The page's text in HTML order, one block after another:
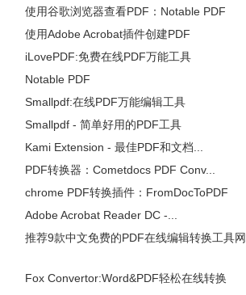
使用谷歌浏览器查看PDF：Notable PDF
使用Adobe Acrobat插件创建PDF
iLovePDF:免费在线PDF万能工具
Notable PDF
Smallpdf:在线PDF万能编辑工具
Smallpdf - 简单好用的PDF工具
Kami Extension - 最佳PDF和文档...
PDF转换器：Cometdocs PDF Conv...
chrome PDF转换插件：FromDocToPDF
Adobe Acrobat Reader DC -...
推荐9款中文免费的PDF在线编辑转换工具网
Fox Convertor:Word&PDF轻松在线转换